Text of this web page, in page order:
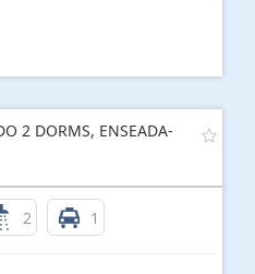
2 DORMS, ENSEADA-
2 1